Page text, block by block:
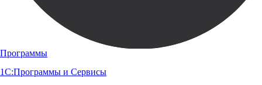
Программы
1С:Программы и Сервисы